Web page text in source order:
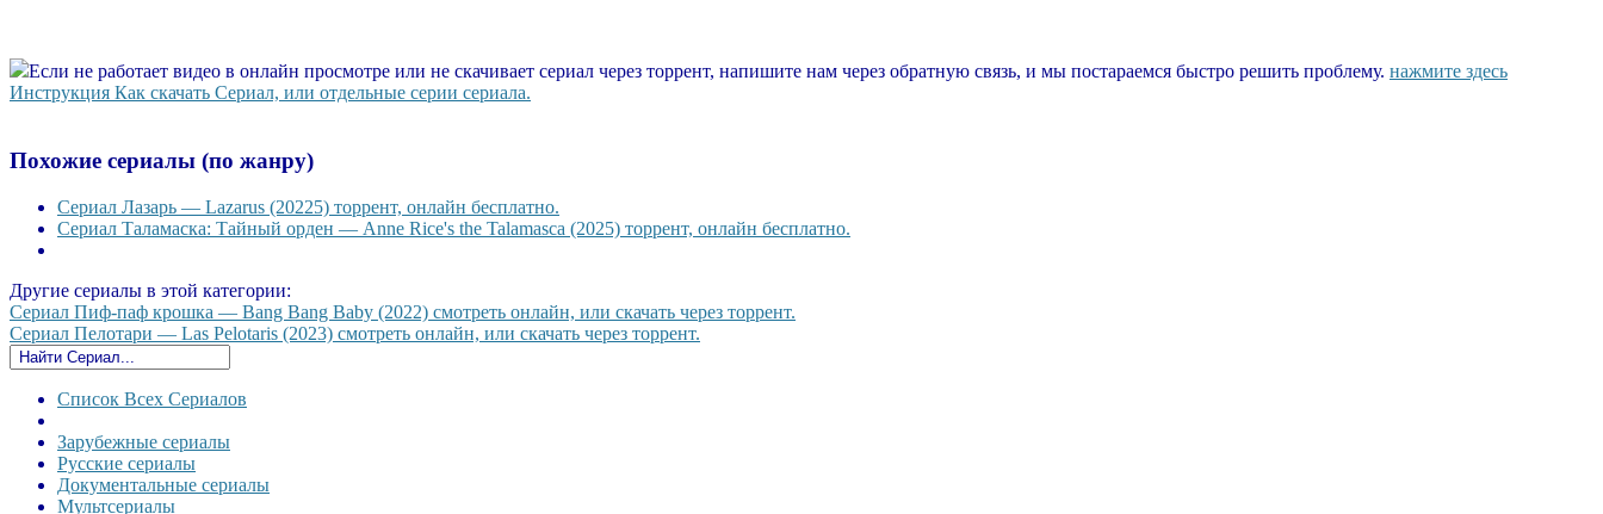
Если не работает видео в онлайн просмотре или не скачивает сериал через торрент, напишите нам через обратную связь, и мы постараемся быстро решить проблему. нажмите здесь
Инструкция Как скачать Сериал, или отдельные серии сериала.
Похожие сериалы (по жанру)
Сериал Лазарь — Lazarus (20225) торрент, онлайн бесплатно.
Сериал Таламаска: Тайный орден — Anne Rice's the Talamasca (2025) торрент, онлайн бесплатно.
Другие сериалы в этой категории:
Сериал Пиф-паф крошка — Bang Bang Baby (2022) смотреть онлайн, или скачать через торрент.
Сериал Пелотари — Las Pelotaris (2023) смотреть онлайн, или скачать через торрент.
Список Всех Сериалов
Зарубежные сериалы
Русские сериалы
Документальные сериалы
Мультсериалы